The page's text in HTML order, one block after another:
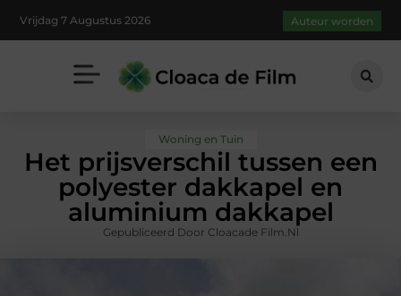
Vrijdag 7 Augustus 2026 Auteur worden
Woning en Tuin
Het prijsverschil tussen een
polyester dakkapel en
aluminium dakkapel
Gepubliceerd Door Cloacade Film.nl